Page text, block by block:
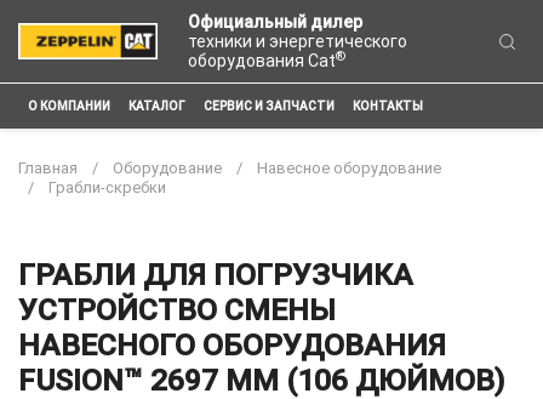
Официальный дилер
техники и энергетического
оборудования Cat®
О КОМПАНИИ КАТАЛОГ СЕРВИС И ЗАПЧАСТИ КОНТАКТЫ
Главная Оборудование
Навесное оборудование
Грабли-скребки
ГРАБЛИ ДЛЯ ПОГРУЗЧИКА
УСТРОЙСТВО СМЕНЫ
НАВЕСНОГО ОБОРУДОВАНИЯ
FUSION™ 2697 ММ (106 ДЮЙМОВ)